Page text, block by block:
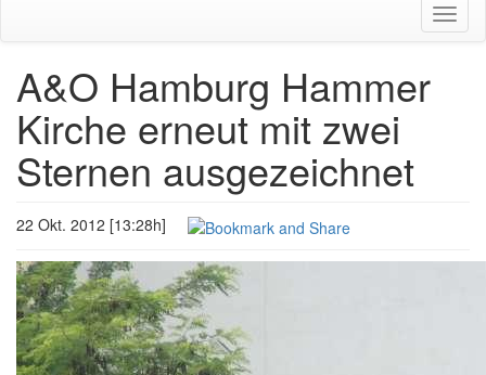
A&O Hamburg Hammer
Kirche erneut mit zwei
Sternen ausgezeichnet
22 Okt. 2012 [13:28h]